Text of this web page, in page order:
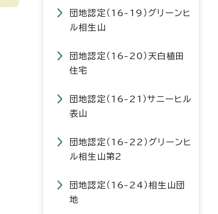
団地認定（16-19）グリーンヒ
ル相生山
団地認定（16-20）天白植田
住宅
団地認定（16-21）サニーヒル
表山
団地認定（16-22）グリーンヒ
ル相生山第2
団地認定（16-24）相生山団
地